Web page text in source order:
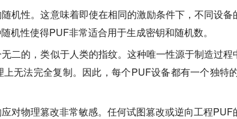
机性。这意味着即使在相同的激励条件下，不同设备
机性使得PUF非常适合用于生成密钥和随机数。
二的，类似于人类的指纹。这种唯一性源于制造过程
无法完全复制。因此，每个PUF设备都有一个独特
对物理篡改非常敏感。任何试图篡改或逆向工程PUF